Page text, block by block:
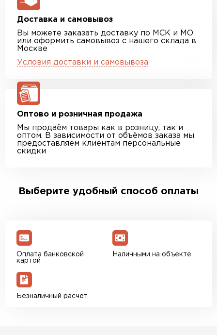
Доставка и самовывоз
Вы можете заказать доставку по МСК и МО
или оформить самовывоз с нашего склада в
Москве
Условия доставки и самовывоза
Оптово и розничная продажа
Мы продаём товары как в розницу, так и
оптом. В зависимости от объёмов заказа мы
предоставляем клиентам персональные
скидки
Выберите удобный способ оплаты
Оплата банковской
картой
Наличными на объекте
Безналичный расчёт